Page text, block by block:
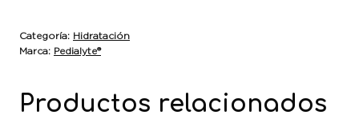
Categoría: Hidratación
Marca: Pedialyte®
Productos relacionados